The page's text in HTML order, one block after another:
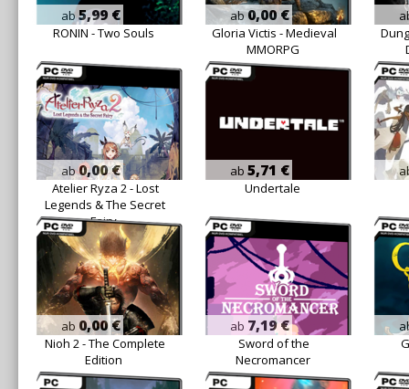
ab5,99 €
RONIN - Two Souls
ab0,00 €
Gloria Victis - Medieval
MMORPG
ab0,00 €
Atelier Ryza 2 - Lost
Legends & The Secret
Fairy
ab 5,71 €
Undertale
ab 0,00 €
Nioh 2 - The Complete
Edition
ab 7,19 €
Sword of the
Necromancer